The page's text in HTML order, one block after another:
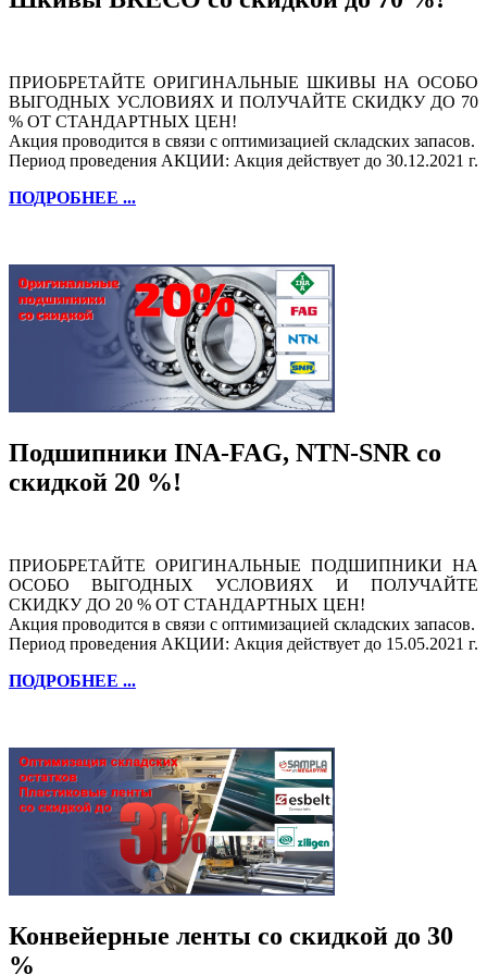
ПРИОБРЕТАЙТЕ ОРИГИНАЛЬНЫЕ ШКИВЫ НА ОСОБО
ВЫГОДНЫХ УСЛОВИЯХ И ПОЛУЧАЙТЕ СКИДКУ ДО 70
% ОТ СТАНДАРТНЫХ ЦЕН!
Акция проводится в связи с оптимизацией складских запасов.
Период проведения АКЦИИ: Акция действует до 30.12.2021 г.
ПОДРОБНЕЕ ...
Подшипники INA-FAG, NTN-SNR со
скидкой 20 %!
ПРИОБРЕТАЙТЕ ОРИГИНАЛЬНЫЕ ПОДШИПНИКИ НА
ОСОБО ВЫГОДНЫХ УСЛОВИЯХ И ПОЛУЧАЙТЕ
СКИДКУ ДО 20 % ОТ СТАНДАРТНЫХ ЦЕН!
Акция проводится в связи с оптимизацией складских запасов.
Период проведения АКЦИИ: Акция действует до 15.05.2021 г.
ПОДРОБНЕЕ ...
Конвейерные ленты со скидкой до 30
%